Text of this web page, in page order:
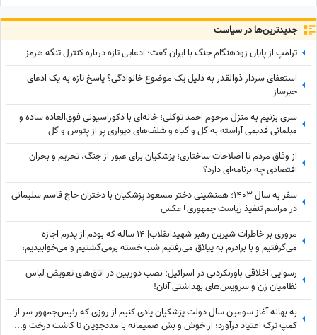
جدید‌ترین‌ها در سیاست
ترامپ از پایان زودهنگام جنگ با ایران گفت؛ ادعایی تازه درباره کنترل تنگه هرمز
استعفای سردار ذوالقدر به دلیل یک موضوع خانوادگی؟ پاسخ تازه به یک ادعای
خبرساز
سری بزنیم به منزل مرحوم احمد توکلی؛ خانه‌ای با دکوراسیونی فوق‌العاده ساده و
مبلمانی قدیمی آراسته به گل و گیاه و شلف‌های دیواری پر از پتوس و گل
گندمی+عکس
از وفاق مردم تا اصلاحات ساختاری؛ پزشکیان برای عبور از جنگ، تحریم و بحران
اقتصادی چه برنامه‌ای دارد؟
سفر به سال 1403؛ همنشینی دختر مسعود پزشکیان با دختران حاج قاسم سلیمانی
در مراسم تنفیذ ریاست جمهوری+عکس
مروری بر خاطرات شیرین رهبر شهیدانقلاب| 14 ساله که بودم از پدرم اجازه
می‌گرفتیم و با برادرم به ییلاق می‌رفتیم شب خسته برمی‌گشتیم و می‌خوابیدیم،
پدرم ما را ...
رسوایی اخلاقی باورنکردنی در اسرائیل؛ نصب دوربین در اتاق‌های تعویض لباس
نظامیان زن و سرویس‌های بهداشتی آنان!
به بهانه آغاز سومین سال دولت پزشکیان یادی کنیم از روزی که رئیس‌جمهور سر از
کمپ ترک اعتیاد درآورد؛ از خوش و بش صمیمانه با مددجویان تا کاشت درخت و...